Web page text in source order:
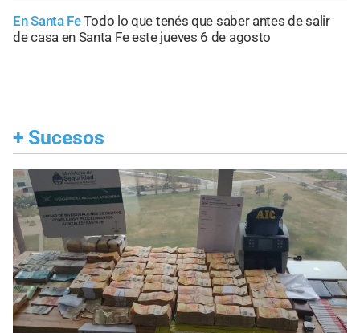
En Santa FeTodo lo que tenés que saber antes de salir
de casa en Santa Fe este jueves 6 de agosto
+ Sucesos